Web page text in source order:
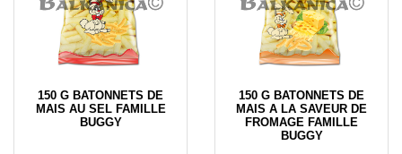
150 G BATONNETS DE
MAIS AU SEL FAMILLE
BUGGY
150 G BATONNETS DE
MAIS A LA SAVEUR DE
FROMAGE FAMILLE
BUGGY